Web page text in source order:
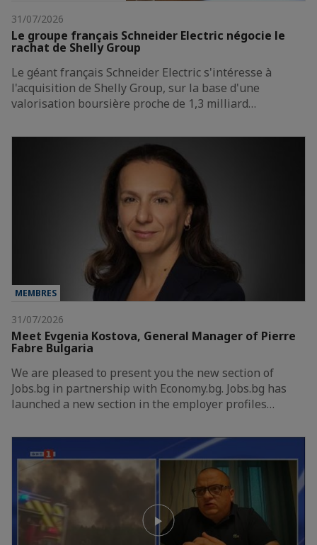
31/07/2026
Le groupe français Schneider Electric négocie le
rachat de Shelly Group
Le géant français Schneider Electric s'intéresse à
l'acquisition de Shelly Group, sur la base d'une
valorisation boursière proche de 1,3 milliard…
MEMBRES
31/07/2026
Meet Evgenia Kostova, General Manager of Pierre
Fabre Bulgaria
We are pleased to present you the new section of
Jobs.bg in partnership with Economy.bg. Jobs.bg has
launched a new section in the employer profiles…